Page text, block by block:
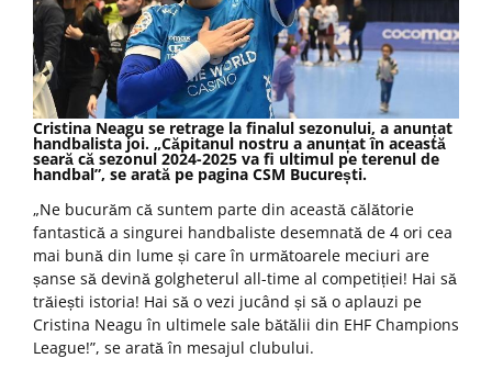
Cristina Neagu se retrage la finalul sezonului, a anunțat
handbalista joi. „Căpitanul nostru a anunțat în această
seară că sezonul 2024-2025 va fi ultimul pe terenul de
handbal”, se arată pe pagina CSM București.
„Ne bucurăm că suntem parte din această călătorie
fantastică a singurei handbaliste desemnată de 4 ori cea
mai bună din lume și care în următoarele meciuri are
șanse să devină golgheterul all-time al competiției! Hai să
trăiești istoria! Hai să o vezi jucând și să o aplauzi pe
Cristina Neagu în ultimele sale bătălii din EHF Champions
League!”, se arată în mesajul clubului.